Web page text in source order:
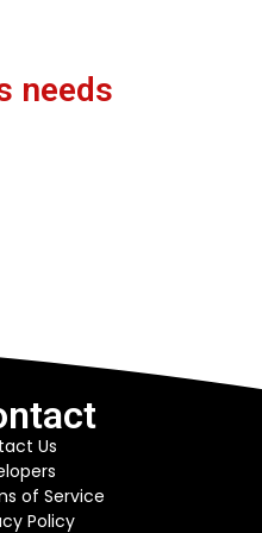
needs
Us
of Service
Policy